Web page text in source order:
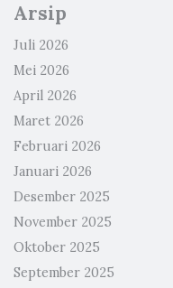
Arsip
Juli 2026
Mei 2026
April 2026
Maret 2026
Februari 2026
Januari 2026
Desember 2025
November 2025
Oktober 2025
September 2025